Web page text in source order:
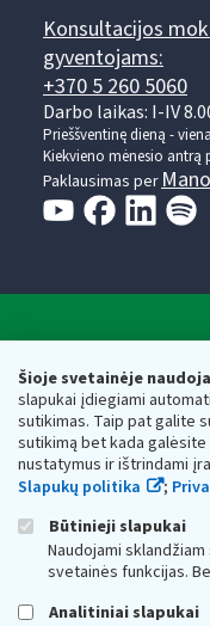
Šioje svetainėje
slapukai įdiegiami
sutikimas. Taip pat galite
sutikimą bet kada
nustatymus ir ištrindami
Slapukų politika
;
Būtinieji slapukai
Naudojami
svetainės funkcijas.
Analitiniai slapukai
Konsultacijos
gyventojams:
+370 5 260 5060
Darbo laikas: I-IV
Prieššventinę dieną -
Kiekvieno mėnesio antrą
Paklausimas per
Respublikos
Biudžetinė įstaiga.
adresas: Vasario 16-
vmi@vmi.lt, E. pristatymo
Duomenys apie
Respublikos finansų